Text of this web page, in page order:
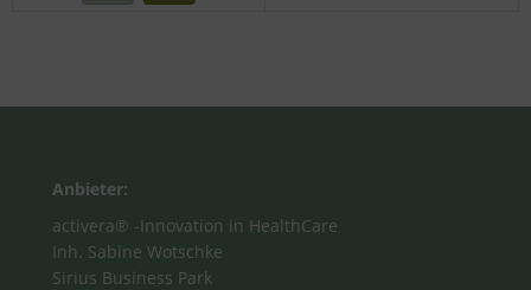
Anbieter:
activera® -Innovation in HealthCare
Inh. Sabine Wotschke
Sirius Business Park